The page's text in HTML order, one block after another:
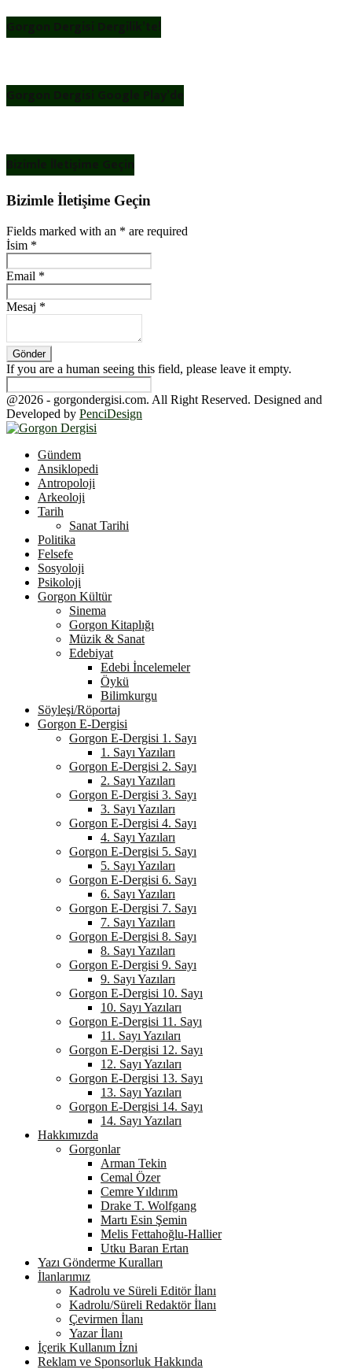
Gorgon Dergisi Dergilik’te!
Gorgon Dergisi Google Play’de
Bizimle İletişime Geçin
Bizimle İletişime Geçin
Fields marked with an * are required
İsim *
Email *
Mesaj *
If you are a human seeing this field, please leave it empty.
@2026 - gorgondergisi.com. All Right Reserved. Designed and
Developed by PenciDesign
Gündem
Ansiklopedi
Antropoloji
Arkeoloji
Tarih
Sanat Tarihi
Politika
Felsefe
Sosyoloji
Psikoloji
Gorgon Kültür
Sinema
Gorgon Kitaplığı
Müzik & Sanat
Edebiyat
Edebi İncelemeler
Öykü
Bilimkurgu
Söyleşi/Röportaj
Gorgon E-Dergisi
Gorgon E-Dergisi 1. Sayı
1. Sayı Yazıları
Gorgon E-Dergisi 2. Sayı
2. Sayı Yazıları
Gorgon E-Dergisi 3. Sayı
3. Sayı Yazıları
Gorgon E-Dergisi 4. Sayı
4. Sayı Yazıları
Gorgon E-Dergisi 5. Sayı
5. Sayı Yazıları
Gorgon E-Dergisi 6. Sayı
6. Sayı Yazıları
Gorgon E-Dergisi 7. Sayı
7. Sayı Yazıları
Gorgon E-Dergisi 8. Sayı
8. Sayı Yazıları
Gorgon E-Dergisi 9. Sayı
9. Sayı Yazıları
Gorgon E-Dergisi 10. Sayı
10. Sayı Yazıları
Gorgon E-Dergisi 11. Sayı
11. Sayı Yazıları
Gorgon E-Dergisi 12. Sayı
12. Sayı Yazıları
Gorgon E-Dergisi 13. Sayı
13. Sayı Yazıları
Gorgon E-Dergisi 14. Sayı
14. Sayı Yazıları
Hakkımızda
Gorgonlar
Arman Tekin
Cemal Özer
Cemre Yıldırım
Drake T. Wolfgang
Martı Esin Şemin
Melis Fettahoğlu-Hallier
Utku Baran Ertan
Yazı Gönderme Kuralları
İlanlarımız
Kadrolu ve Süreli Editör İlanı
Kadrolu/Süreli Redaktör İlanı
Çevirmen İlanı
Yazar İlanı
İçerik Kullanım İzni
Reklam ve Sponsorluk Hakkında